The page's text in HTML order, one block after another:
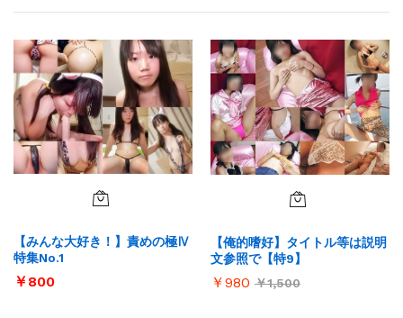
【みんな大好き！】責めの極Ⅳ
特集No.1
￥800
【俺的嗜好】タイトル等は説明
文参照で【特9】
￥980 ￥1,500